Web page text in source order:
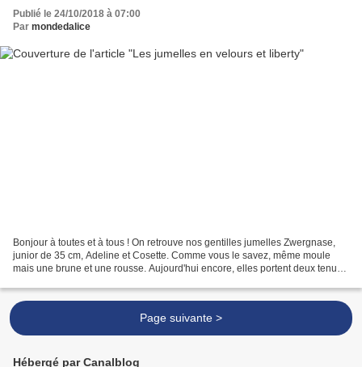
Publié le 24/10/2018 à 07:00
Par mondedalice
Bonjour à toutes et à tous ! On retrouve nos gentilles jumelles Zwergnase,
junior de 35 cm, Adeline et Cosette. Comme vous le savez, même moule
mais une brune et une rousse. Aujourd'hui encore, elles portent deux tenues
Page suivante >
Hébergé par Canalblog